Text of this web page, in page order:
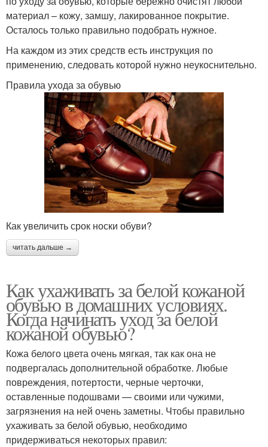
материал – кожу, замшу, лакированное покрытие.
Осталось только правильно подобрать нужное.
На каждом из этих средств есть инструкция по
применению, следовать которой нужно неукоснительно.
Правила ухода за обувью
Как увеличить срок носки обуви?
читать дальше →
Как ухаживать за белой кожаной
обувью в домашних условиях.
Когда начинать уход за белой
кожаной обувью?
Кожа белого цвета очень мягкая, так как она не
подвергалась дополнительной обработке. Любые
повреждения, потертости, черные черточки,
оставленные подошвами — своими или чужими,
загрязнения на ней очень заметны. Чтобы правильно
ухаживать за белой обувью, необходимо
придерживаться некоторых правил: